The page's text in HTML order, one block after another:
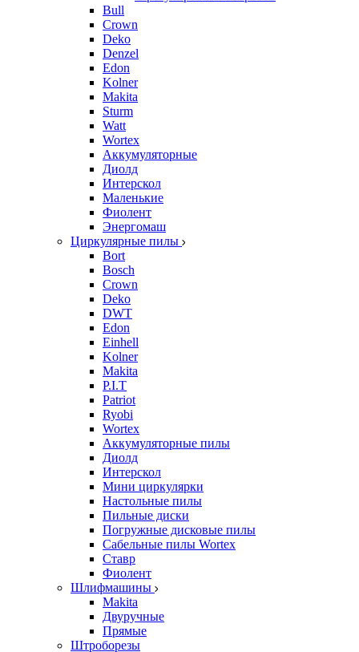
Bull
Crown
Deko
Denzel
Edon
Kolner
Makita
Sturm
Watt
Wortex
Аккумуляторные
Диолд
Интерскол
Маленькие
Фиолент
Энергомаш
Циркулярные пилы
Bort
Bosch
Crown
Deko
DWT
Edon
Einhell
Kolner
Makita
P.I.T
Patriot
Ryobi
Wortex
Аккумуляторные пилы
Диолд
Интерскол
Мини циркулярки
Настольные пилы
Пильные диски
Погружные дисковые пилы
Сабельные пилы Wortex
Ставр
Фиолент
Шлифмашины
Makita
Двуручные
Прямые
Штроборезы